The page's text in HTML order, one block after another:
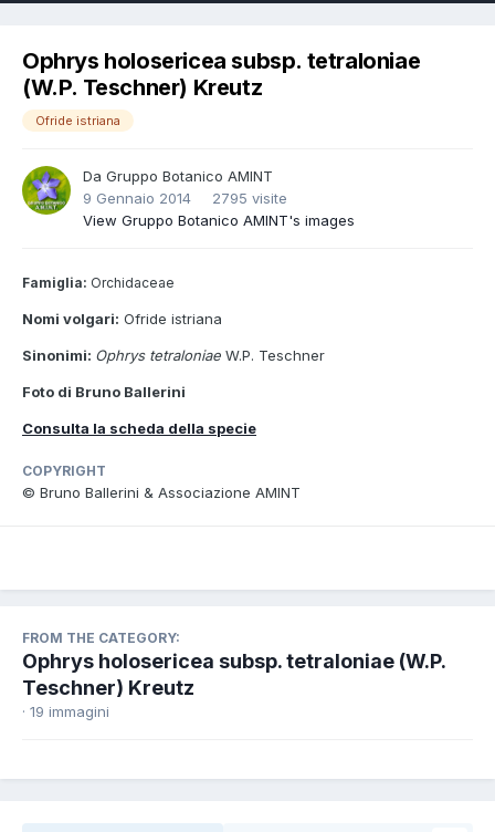
Ophrys holosericea subsp. tetraloniae
(W.P. Teschner) Kreutz
Ofride istriana
Da Gruppo Botanico AMINT
9 Gennaio 2014
2795 visite
View Gruppo Botanico AMINT's images
Famiglia: Orchidaceae
Nomi volgari: Ofride istriana
Sinonimi: Ophrys tetraloniae W.P. Teschner
Foto di Bruno Ballerini
Consulta la scheda della specie
COPYRIGHT
© Bruno Ballerini & Associazione AMINT
FROM THE CATEGORY:
Ophrys holosericea subsp. tetraloniae (W.P.
Teschner) Kreutz
· 19 immagini